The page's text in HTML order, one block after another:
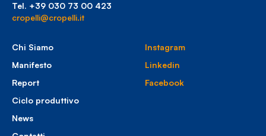
Tel. +39 030 73 00 423
cropelli@cropelli.it
Chi Siamo
Manifesto
Report
Ciclo produttivo
News
Instagram
Linkedin
Facebook